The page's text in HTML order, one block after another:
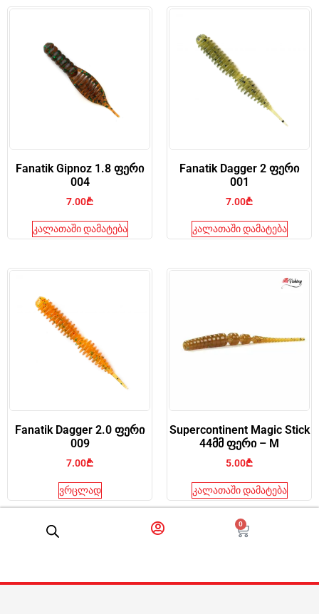
Fanatik Gipnoz 1.8 ფერი
004
7.00₾
კალათაში დამატება
Fanatik Dagger 2 ფერი
001
7.00₾
კალათაში დამატება
Fanatik Dagger 2.0 ფერი
009
7.00₾
ვრცლად
Supercontinent Magic Stick
44მმ ფერი – M
5.00₾
კალათაში დამატება
0